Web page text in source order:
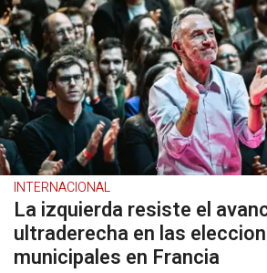
INTERNACIONAL
La izquierda resiste el
ultraderecha en las
municipales en Francia